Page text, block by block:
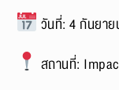
วันที่: 4 กันยา
สถานที่: